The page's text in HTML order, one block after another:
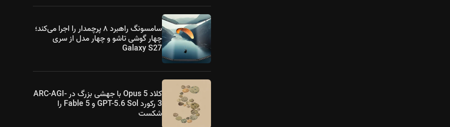
سامسونگ راهبرد ۸ پرچمدار را اجرا می‌کند؛
چهار گوشی تاشو و چهار مدل از سری
Galaxy S27
کلاد Opus 5 با جهشی بزرگ در ARC-AGI-
3 رکورد GPT-5.6 Sol و Fable 5 را
شکست